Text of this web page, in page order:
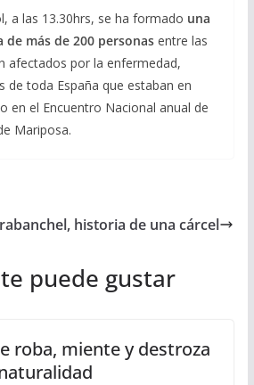
a las 13.30hrs, se ha formado una
de más de 200 personasentre las
afectados por la enfermedad,
de toda España que estaban en
en el Encuentro Nacional anual de
Mariposa.
historia de una cárcel
puede gustar
roba, miente y destroza